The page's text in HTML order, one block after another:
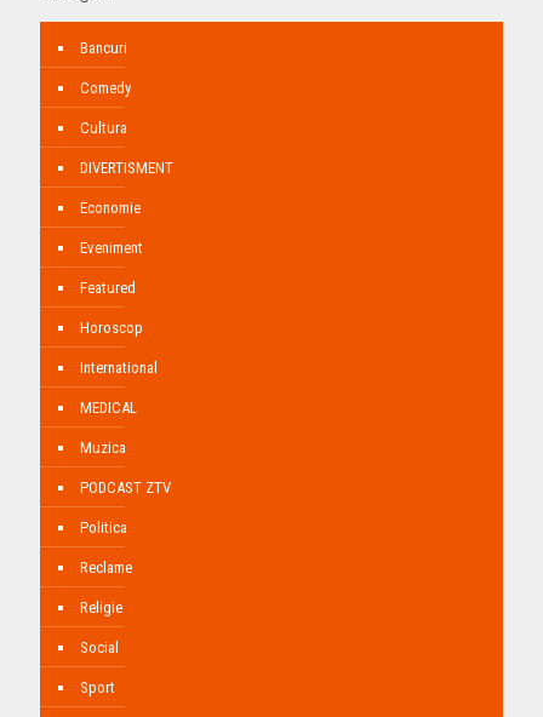
Bancuri
Comedy
Cultura
DIVERTISMENT
Economie
Eveniment
Featured
Horoscop
International
MEDICAL
Muzica
PODCAST ZTV
Politica
Reclame
Religie
Social
Sport